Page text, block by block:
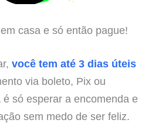
casa e só então pague!
você tem até 3 dias úteis
via boleto, Pix ou
só esperar a encomenda e
sem medo de ser feliz.